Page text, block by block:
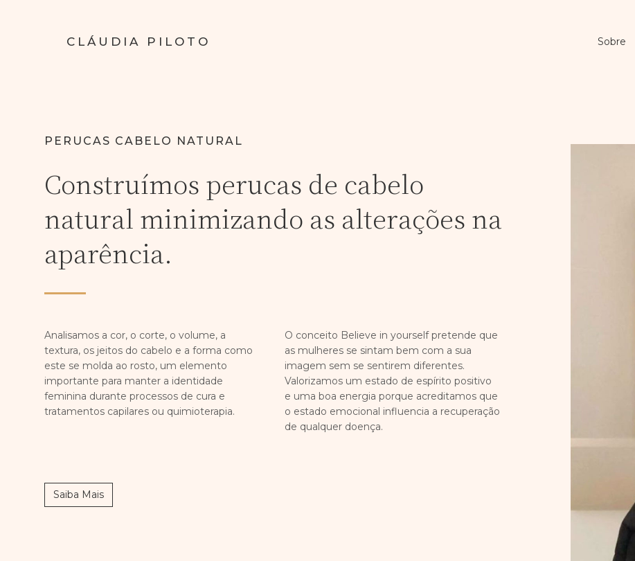
CLÁUDIA PILOTO Sobre
PERUCAS CABELO NATURAL
Construímos perucas de cabelo
natural minimizando as alterações na
aparência.
Analisamos a cor, o corte, o volume, a
textura, os jeitos do cabelo e a forma como
este se molda ao rosto, um elemento
importante para manter a identidade
feminina durante processos de cura e
tratamentos capilares ou quimioterapia.
O conceito Believe in yourself pretende que
as mulheres se sintam bem com a sua
imagem sem se sentirem diferentes.
Valorizamos um estado de espírito positivo
e uma boa energia porque acreditamos que
o estado emocional influencia a recuperação
de qualquer doença.
Saiba Mais